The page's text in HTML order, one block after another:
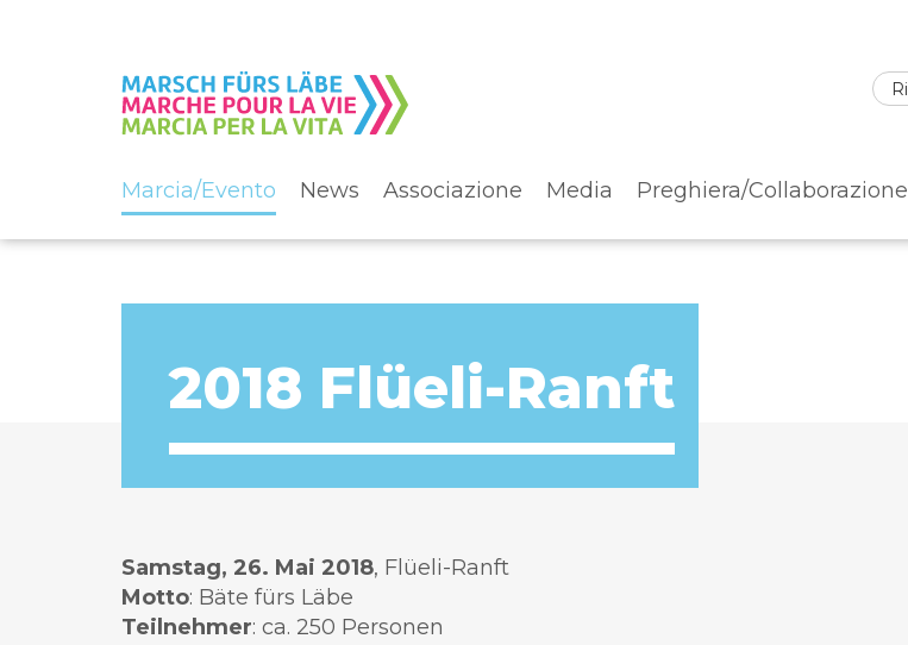
Marcia/Evento News Associazione Media Preghiera/Collaborazione
2018 Flüeli-Ranft
Samstag, 26. Mai 2018, Flüeli-Ranft
Motto: Bäte fürs Läbe
Teilnehmer: ca. 250 Personen